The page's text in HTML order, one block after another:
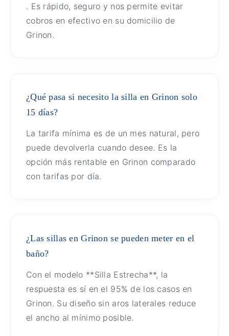
. Es rápido, seguro y nos permite evitar
cobros en efectivo en su domicilio de
Grinon.
¿Qué pasa si necesito la silla en Grinon solo
15 días?
La tarifa mínima es de un mes natural, pero
puede devolverla cuando desee. Es la
opción más rentable en Grinon comparado
con tarifas por día.
¿Las sillas en Grinon se pueden meter en el
baño?
Con el modelo **Silla Estrecha**, la
respuesta es sí en el 95% de los casos en
Grinon. Su diseño sin aros laterales reduce
el ancho al mínimo posible.